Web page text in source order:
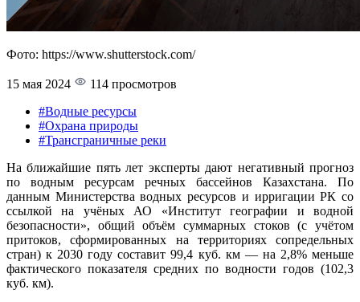
Фото: https://www.shutterstock.com/
15 мая 2024
114 просмотров
#Водные ресурсы
#Охрана природы
#Трансграничные реки
На ближайшие пять лет эксперты дают негативный прогноз
по водным ресурсам речных бассейнов Казахстана. По
данным Министерства водных ресурсов и ирригации РК со
ссылкой на учёных АО «Институт географии и водной
безопасности», общий объём суммарных стоков (с учётом
притоков, сформированных на территориях сопредельных
стран) к 2030 году составит 99,4 куб. км — на 2,8% меньше
фактического показателя средних по водности годов (102,3
куб. км).